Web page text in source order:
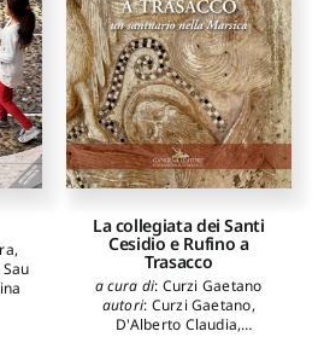
,
Sau
La collegiata dei Santi
Cesidio e Rufino a
Trasacco
a cura di: Curzi Gaetano
autori: Curzi Gaetano,
D'Alberto Claudia,